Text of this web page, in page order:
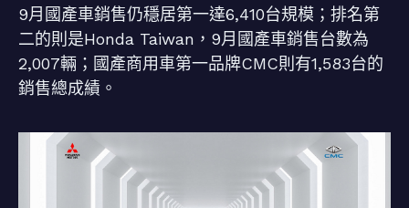
9月國產車銷售仍穩居第一達6,410台規模；排名第
二的則是Honda Taiwan，9月國產車銷售台數為
2,007輛；國產商用車第一品牌CMC則有1,583台的
銷售總成績。